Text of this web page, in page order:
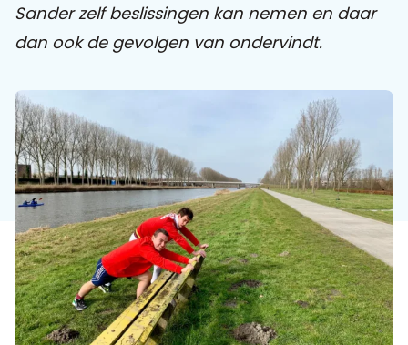
Sander zelf beslissingen kan nemen en daar
dan ook de gevolgen van ondervindt.